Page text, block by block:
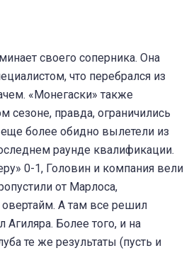
своего соперника. Она
что перебрался из
«Монегаски» также
сезоне, правда, ограничились
более обидно вылетели из
раунде квалификации.
0-1, Головин и компания вели
от Марлоса,
А там все решил
Агиляра. Более того, и на
те же результаты (пусть и